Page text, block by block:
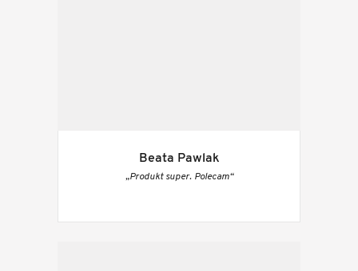
Beata Pawlak
„Produkt super. Polecam“